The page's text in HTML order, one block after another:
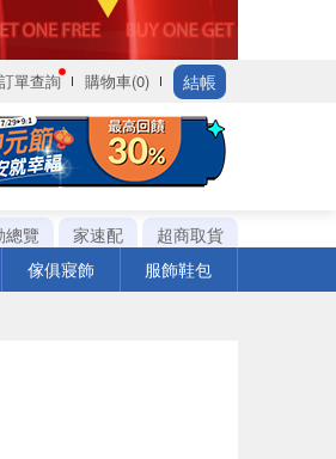
訂單查詢 購物車(0) 結帳
總覽 家速配
超商取貨
傢俱寢飾 服飾鞋包